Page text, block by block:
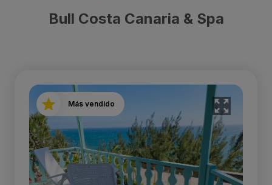
Bull Costa Canaria & Spa
Más vendido